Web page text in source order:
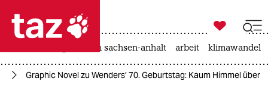
 taz zahl ich
taz zahl ich

taz zahl ich
landtagswahl in sachsen-anhalt arbeit klimawandel
Graphic Novel zu Wenders’ 70. Geburtstag: Kaum Himmel über